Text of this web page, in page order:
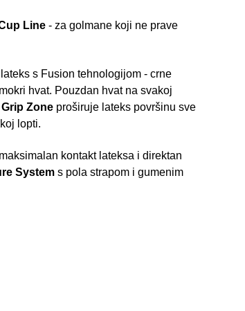
Line - za golmane koji ne prave
s Fusion tehnologijom - crne
hvat. Pouzdan hvat na svakoj
Zone proširuje lateks površinu sve
lopti.
kontakt lateksa i direktan
System s pola strapom i gumenim